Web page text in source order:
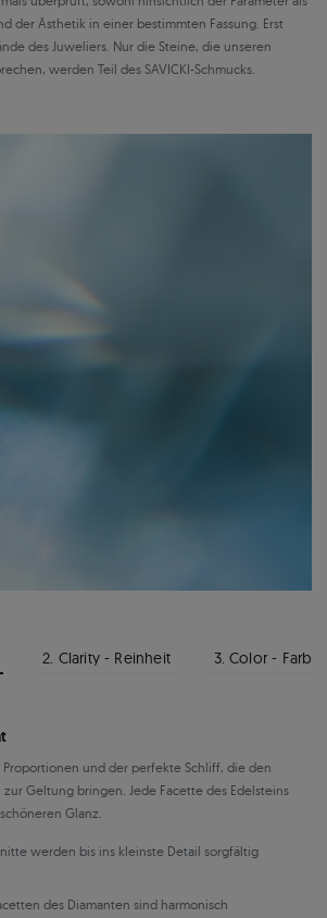
der Ästhetik in einer bestimmten Fassung. Erst
des Juweliers. Nur die Steine, die unseren
werden Teil des SAVICKI-Schmucks.
2. Clarity - Reinheit 3. Color - Farbe
Proportionen und der perfekte Schliff, die den
Geltung bringen. Jede Facette des Edelsteins
Glanz.
werden bis ins kleinste Detail sorgfältig
des Diamanten sind harmonisch